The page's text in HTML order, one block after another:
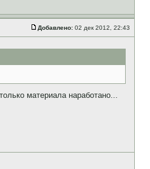
Добавлено: 02 дек 2012, 22:43
материала наработано...